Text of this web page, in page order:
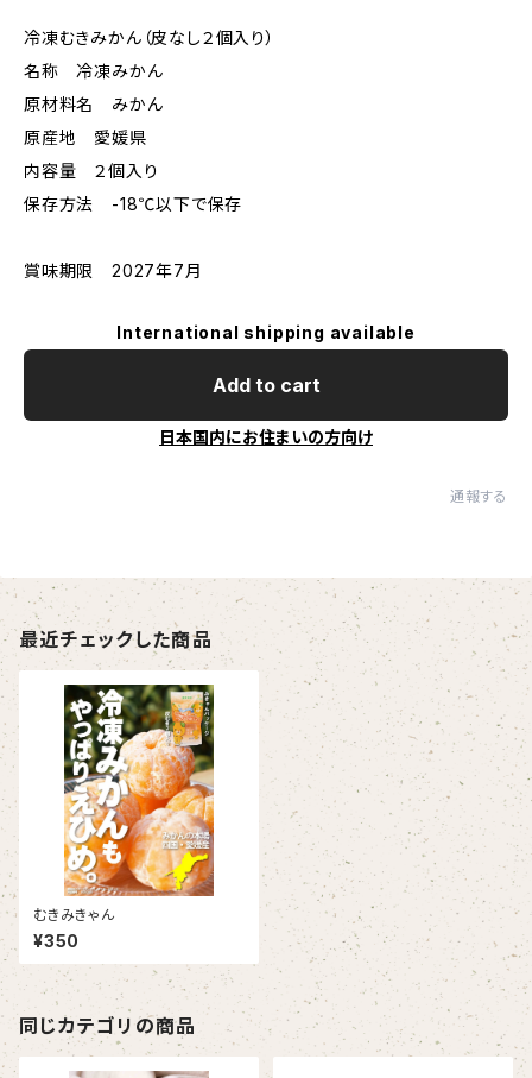
冷凍むきみかん（皮なし２個入り）
名称 冷凍みかん
原材料名 みかん
原産地 愛媛県
内容量 ２個入り
保存方法 -18℃以下で保存
賞味期限 2027年7月
International shipping available
Add to cart
日本国内にお住まいの方向け
通報する
最近チェックした商品
むきみきゃん
¥350
同じカテゴリの商品